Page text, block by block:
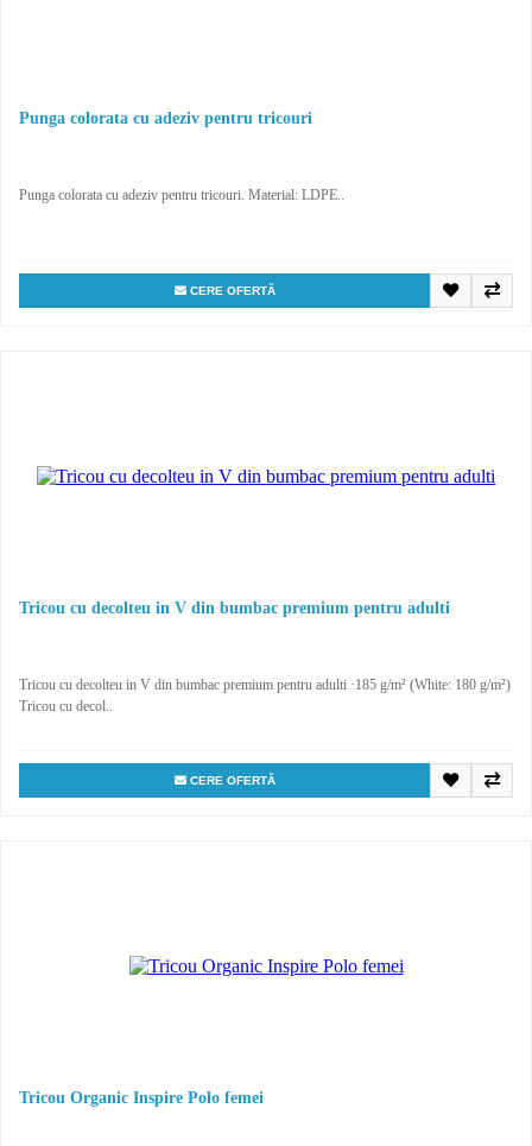
Punga colorata cu adeziv pentru tricouri
Punga colorata cu adeziv pentru tricouri. Material: LDPE..
CERE OFERTĂ
Tricou cu decolteu in V din bumbac premium pentru adulti
Tricou cu decolteu in V din bumbac premium pentru adulti ·185 g/m² (White: 180 g/m²)
Tricou cu decol..
CERE OFERTĂ
Tricou Organic Inspire Polo femei